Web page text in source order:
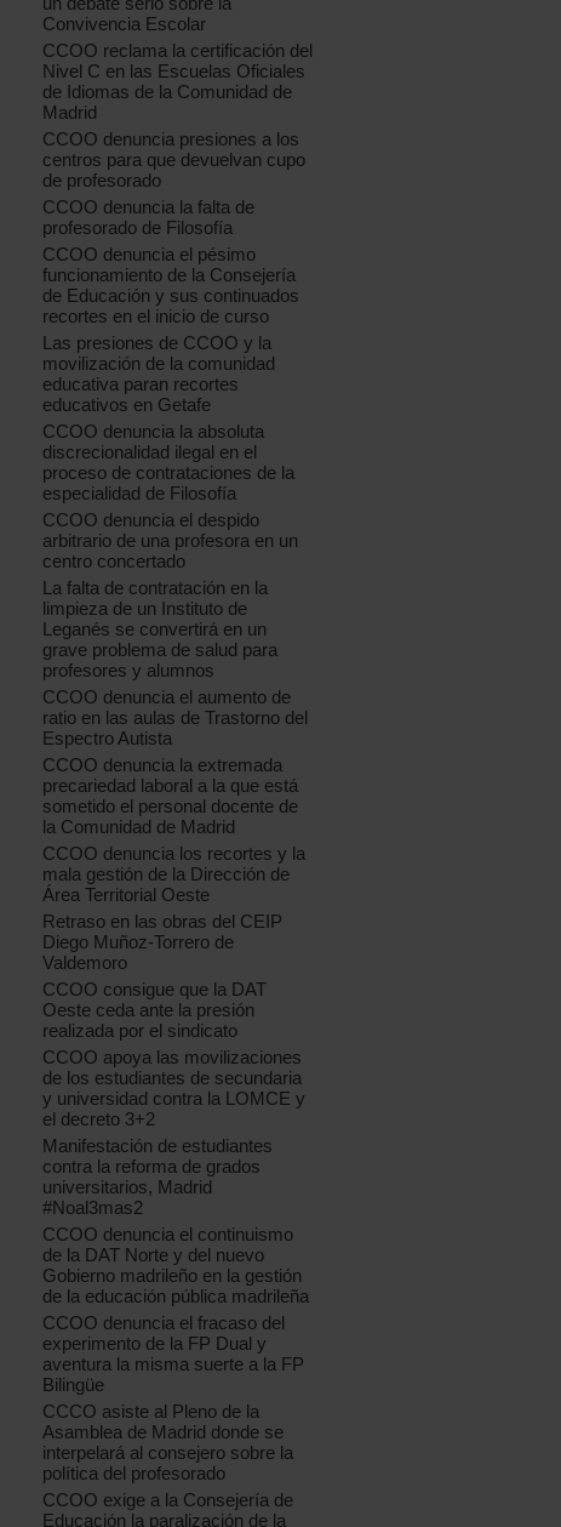
Convivencia Escolar
CCOO reclama la certificación del
Nivel C en las Escuelas Oficiales
de Idiomas de la Comunidad de
Madrid
CCOO denuncia presiones a los
centros para que devuelvan cupo
de profesorado
CCOO denuncia la falta de
profesorado de Filosofía
CCOO denuncia el pésimo
funcionamiento de la Consejería
de Educación y sus continuados
recortes en el inicio de curso
Las presiones de CCOO y la
movilización de la comunidad
educativa paran recortes
educativos en Getafe
CCOO denuncia la absoluta
discrecionalidad ilegal en el
proceso de contrataciones de la
especialidad de Filosofía
CCOO denuncia el despido
arbitrario de una profesora en un
centro concertado
La falta de contratación en la
limpieza de un Instituto de
Leganés se convertirá en un
grave problema de salud para
profesores y alumnos
CCOO denuncia el aumento de
ratio en las aulas de Trastorno del
Espectro Autista
CCOO denuncia la extremada
precariedad laboral a la que está
sometido el personal docente de
la Comunidad de Madrid
CCOO denuncia los recortes y la
mala gestión de la Dirección de
Área Territorial Oeste
Retraso en las obras del CEIP
Diego Muñoz-Torrero de
Valdemoro
CCOO consigue que la DAT
Oeste ceda ante la presión
realizada por el sindicato
CCOO apoya las movilizaciones
de los estudiantes de secundaria
y universidad contra la LOMCE y
el decreto 3+2
Manifestación de estudiantes
contra la reforma de grados
universitarios, Madrid
#Noal3mas2
CCOO denuncia el continuismo
de la DAT Norte y del nuevo
Gobierno madrileño en la gestión
de la educación pública madrileña
CCOO denuncia el fracaso del
experimento de la FP Dual y
aventura la misma suerte a la FP
Bilingüe
CCCO asiste al Pleno de la
Asamblea de Madrid donde se
interpelará al consejero sobre la
política del profesorado
CCOO exige a la Consejería de
Educación la paralización de la